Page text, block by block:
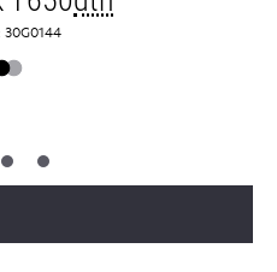
30G0144